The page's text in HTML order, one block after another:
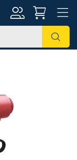
Zoek